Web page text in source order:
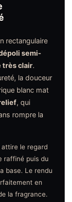
rectangulaire
semi-
très clair.
la douceur
blanc mat
, qui
rompre la
attire le regard
raffiné puis du
base. Le rendu
en
la fragrance.